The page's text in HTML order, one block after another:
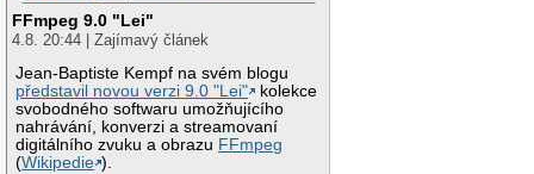
FFmpeg 9.0 "Lei"
4.8. 20:44 | Zajímavý článek
Jean-Baptiste Kempf na svém blogu
představil novou verzi 9.0 "Lei"
kolekce
svobodného softwaru umožňujícího
nahrávání, konverzi a streamovaní
digitálního zvuku a obrazu FFmpeg
(Wikipedie ).